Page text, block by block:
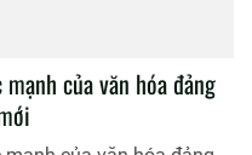
của văn hóa đảng